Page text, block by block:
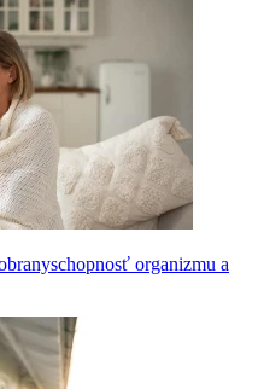
organizmu a